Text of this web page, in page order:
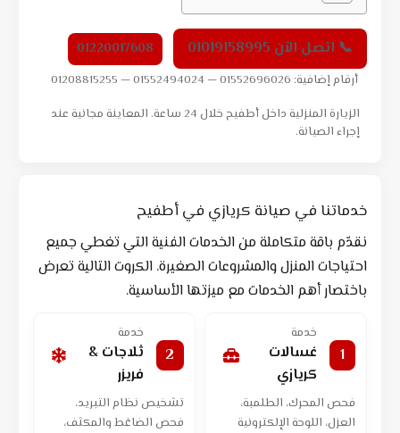
📞 اتصل الآن 01019158995 01220017608
أرقام إضافية: 01552696026 — 01552494024 — 01208815255
الزيارة المنزلية داخل أطفيح خلال 24 ساعة. المعاينة مجانية عند
إجراء الصيانة.
خدماتنا في صيانة كريازي في أطفيح
نقدّم باقة متكاملة من الخدمات الفنية التي تغطي جميع
احتياجات المنزل والمشروعات الصغيرة. الكروت التالية تعرض
باختصار أهم الخدمات مع ميزتها الأساسية.
1
خدمة
غسالات
كريازي
فحص المحرك، الطلمبة،
العزل، اللوحة الإلكترونية
2
خدمة
ثلاجات &
فريزر
تشخيص نظام التبريد،
فحص الضاغط والمكثف،